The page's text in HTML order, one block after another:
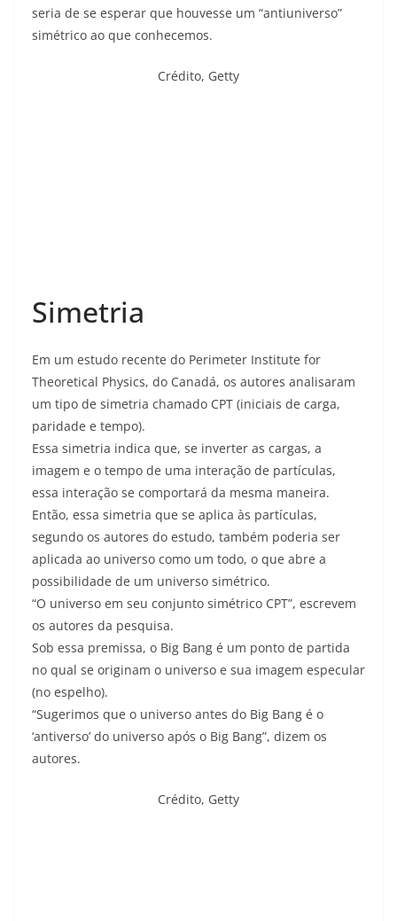
seria de se esperar que houvesse um “antiuniverso”
simétrico ao que conhecemos.
Crédito, Getty
Simetria
Em um estudo recente do Perimeter Institute for
Theoretical Physics, do Canadá, os autores analisaram
um tipo de simetria chamado CPT (iniciais de carga,
paridade e tempo).
Essa simetria indica que, se inverter as cargas, a
imagem e o tempo de uma interação de partículas,
essa interação se comportará da mesma maneira.
Então, essa simetria que se aplica às partículas,
segundo os autores do estudo, também poderia ser
aplicada ao universo como um todo, o que abre a
possibilidade de um universo simétrico.
“O universo em seu conjunto simétrico CPT”, escrevem
os autores da pesquisa.
Sob essa premissa, o Big Bang é um ponto de partida
no qual se originam o universo e sua imagem especular
(no espelho).
“Sugerimos que o universo antes do Big Bang é o
‘antiverso’ do universo após o Big Bang”, dizem os
autores.
Crédito, Getty